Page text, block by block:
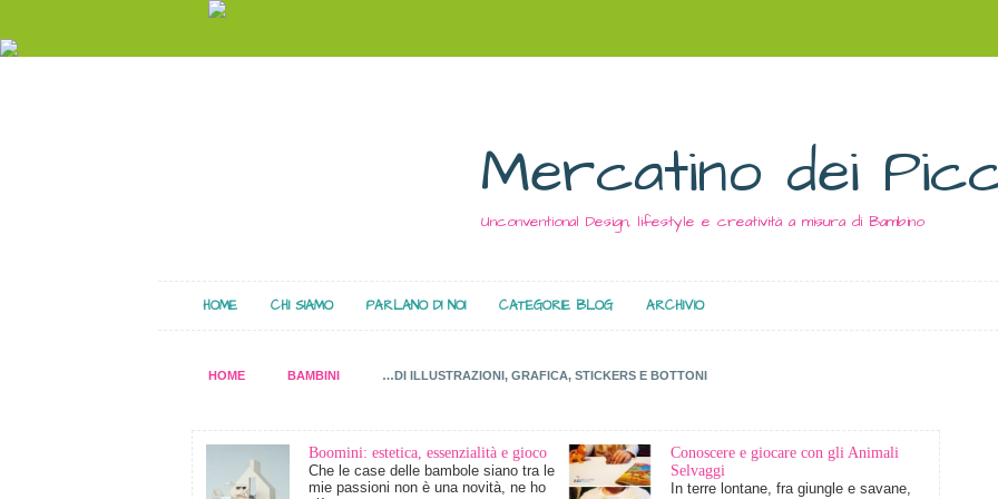
Mercatino dei
Unconventional Design, lifestyle e creatività a misura di Bambino
HOME CHI SIAMO PARLANO DI NOI CATEGORIE BLOG ARCHIVIO
HOME BAMBINI …DI ILLUSTRAZIONI, GRAFICA, STICKERS E BOTTONI
Boomini: estetica, essenzialità e gioco
Che le case delle bambole siano tra le
mie passioni non è una novità, ne ho
Conoscere e giocare con gli Animali
Selvaggi
In terre lontane, fra giungle e savane,